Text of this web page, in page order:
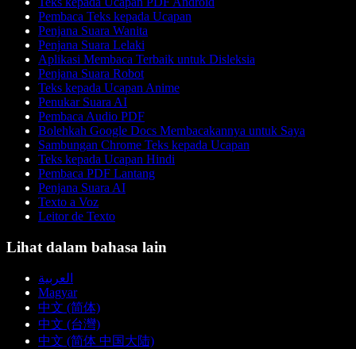
Pembaca Teks kepada Ucapan
Penjana Suara Wanita
Penjana Suara Lelaki
Aplikasi Membaca Terbaik untuk Disleksia
Penjana Suara Robot
Teks kepada Ucapan Anime
Penukar Suara AI
Pembaca Audio PDF
Bolehkah Google Docs Membacakannya untuk Saya
Sambungan Chrome Teks kepada Ucapan
Teks kepada Ucapan Hindi
Pembaca PDF Lantang
Penjana Suara AI
Texto a Voz
Leitor de Texto
Lihat dalam bahasa lain
العربية
Magyar
中文 (简体)
中文 (台灣)
中文 (简体 中国大陆)